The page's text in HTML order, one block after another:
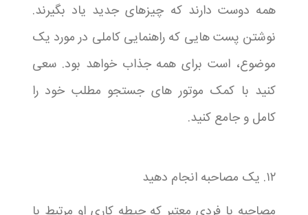
همه دوست دارند که چیزهای جدید یاد بگیرند.
نوشتن پست هایی که راهنمایی کاملی در مورد یک
موضوع، است برای همه جذاب خواهد بود. سعی
کنید با کمک موتور های جستجو مطلب خود را
کامل و جامع کنید.
۱۲. یک مصاحبه انجام دهید